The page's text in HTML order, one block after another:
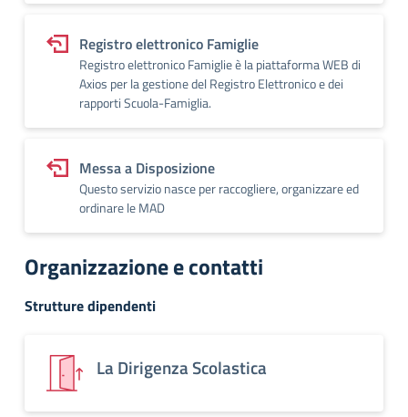
Registro elettronico Famiglie
Registro elettronico Famiglie è la piattaforma WEB di
Axios per la gestione del Registro Elettronico e dei
rapporti Scuola-Famiglia.
Messa a Disposizione
Questo servizio nasce per raccogliere, organizzare ed
ordinare le MAD
Organizzazione e contatti
Strutture dipendenti
La Dirigenza Scolastica